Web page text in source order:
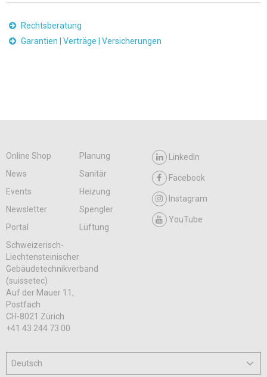
Rechtsberatung
Garantien | Verträge | Versicherungen
Online Shop
Planung
News
Sanitär
Events
Heizung
Newsletter
Spengler
Portal
Lüftung
LinkedIn
Facebook
Instagram
YouTube
Schweizerisch-
Liechtensteinischer
Gebäudetechnikverband
(suissetec)
Auf der Mauer 11,
Postfach
CH-8021 Zürich
+41 43 244 73 00